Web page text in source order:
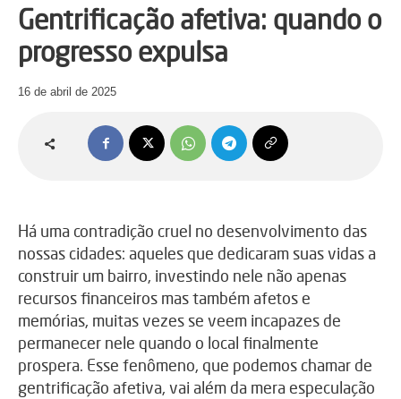
Gentrificação afetiva: quando o
progresso expulsa
16 de abril de 2025
Há uma contradição cruel no desenvolvimento das
nossas cidades: aqueles que dedicaram suas vidas a
construir um bairro, investindo nele não apenas
recursos financeiros mas também afetos e
memórias, muitas vezes se veem incapazes de
permanecer nele quando o local finalmente
prospera. Esse fenômeno, que podemos chamar de
gentrificação afetiva, vai além da mera especulação